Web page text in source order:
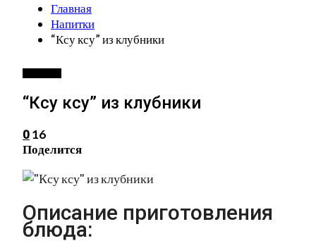
Главная
Напитки
“Ксу ксу” из клубники
“Ксу ксу” из клубники
0 16
Поделится
Описание приготовления
блюда: